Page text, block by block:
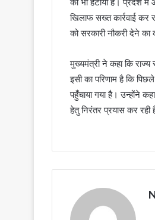
खिलाफ सख्त कार्रवाई
को सरकारी नौकरी देने का
मुख्यमंत्री ने कहा कि राज्य
इसी का परिणाम है कि
पहुँचाया गया है। उन्होंने
हेतु निरंतर प्रयास कर रही